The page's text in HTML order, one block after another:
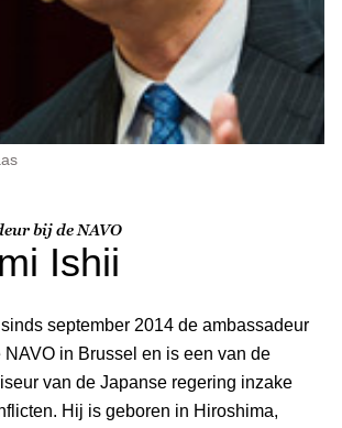
bij de NAVO
Ishii
september 2014 de ambassadeur
in Brussel en is een van de
van de Japanse regering inzake
Hij is geboren in Hiroshima,